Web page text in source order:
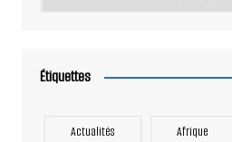
Étiquettes
Actualités Afrique